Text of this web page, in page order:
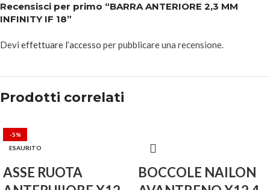
Recensisci per primo “BARRA ANTERIORE 2,3 MM
INFINITY IF 18”
Devi effettuare l’accesso per pubblicare una recensione.
Prodotti correlati
-5%
ESAURITO
ASSE RUOTA
BOCCOLE NAILON